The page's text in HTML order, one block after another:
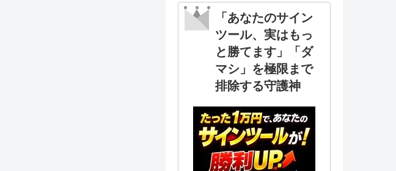
「あなたのサイン
ツール、実はもっ
と勝てます」「ダ
マシ」を極限まで
排除する守護神